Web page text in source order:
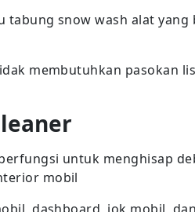
tabung snow wash alat
membutuhkan pasokan
untuk menghisap
mobil